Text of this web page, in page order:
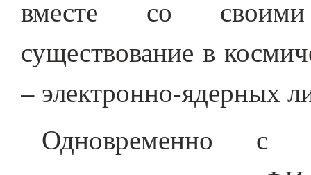
вместе со своими
существование в
– электронно-ядерных
Одновременно с